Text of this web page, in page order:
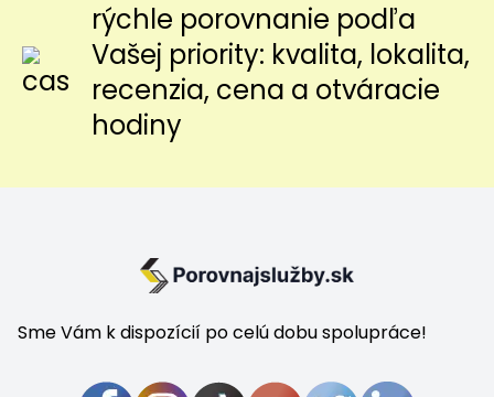
rýchle porovnanie podľa
Vašej priority: kvalita, lokalita,
recenzia, cena a otváracie
hodiny
Sme Vám k dispozícií po celú dobu spolupráce!